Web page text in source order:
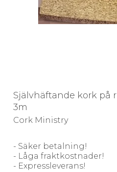
Självhäftande kork på
3m
Cork Ministry
- Säker betalning!
- Låga fraktkostnader!
- Expressleverans!